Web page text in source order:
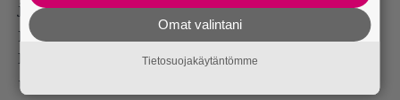
jäykkyyttä. Jos kaksi aiemmin käsiteltyä teosta
pohdiskelevat myös alitajuista vaikuttamista, Enter
Me yrittää ravistella siitä ”automatisoidun
uppoutumisen” tilasta, joka lennolle tai junaan
Omat valintani
Tietosuojakäytäntömme